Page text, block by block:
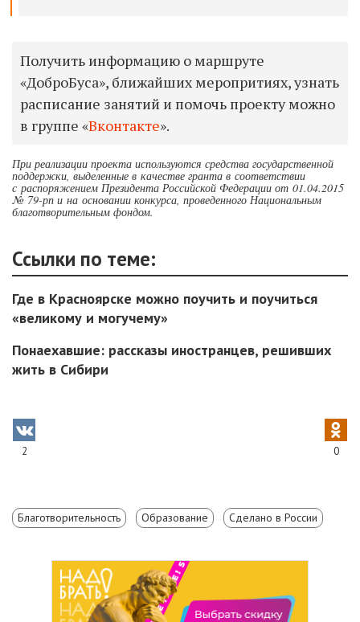
Получить информацию о маршруте
«ДоброБуса», ближайших меропритиях, узнать
расписание занятий и помочь проекту можно
в группе «Вконтакте».
При реализации проекта используются средства государственной
поддержки, выделенные в качестве гранта в соответствии
с распоряжением Президента Российской Федерации от 01.04.2015
№ 79-рп и на основании конкурса, проведенного Национальным
благотворительным фондом.
Ссылки по теме:
Где в Красноярске можно поучить и поучиться
«великому и могучему»
Понаехавшие: рассказы иностранцев, решивших
жить в Сибири
2 0
Благотворительность Образование Сделано в России